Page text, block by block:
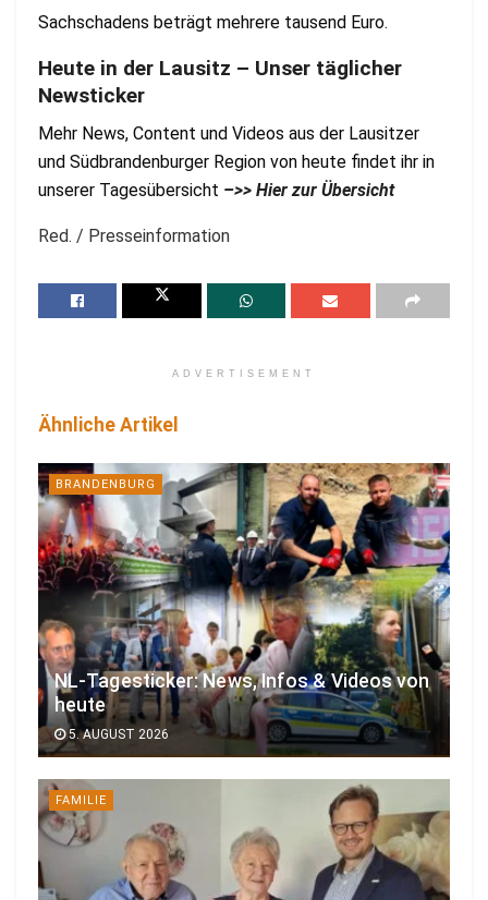
Sachschadens beträgt mehrere tausend Euro.
Heute in der Lausitz – Unser täglicher
Newsticker
Mehr News, Content und Videos aus der Lausitzer
und Südbrandenburger Region von heute findet ihr in
unserer Tagesübersicht –>> Hier zur Übersicht
Red. / Presseinformation
ADVERTISEMENT
Ähnliche Artikel
BRANDENBURG
NL-Tagesticker: News, Infos & Videos von
heute
5. AUGUST 2026
FAMILIE